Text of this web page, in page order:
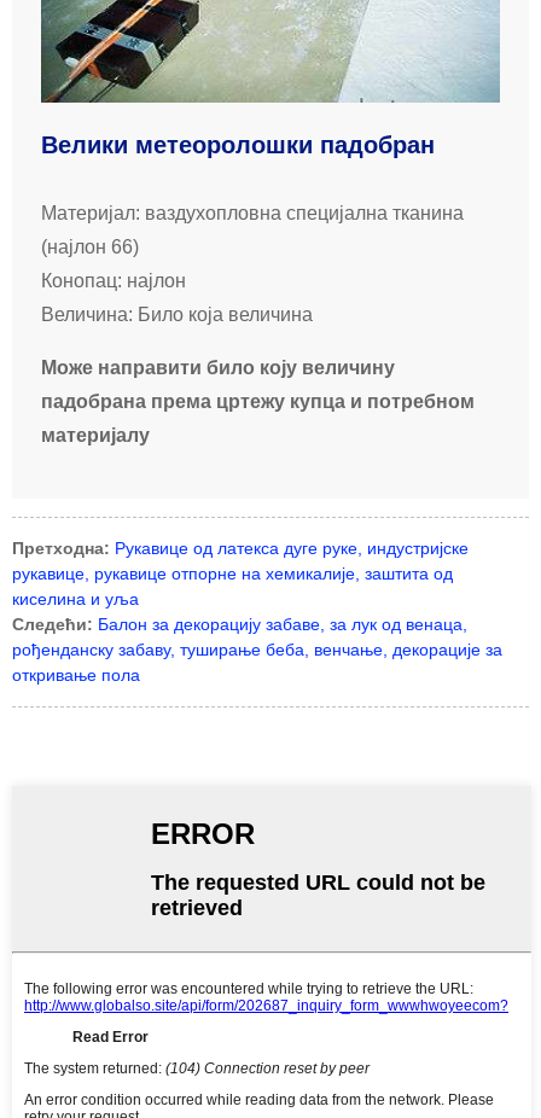
Велики метеоролошки падобран
Материјал: ваздухопловна специјална тканина
(најлон 66)
Конопац: најлон
Величина: Било која величина
Може направити било коју величину
падобрана према цртежу купца и потребном
материјалу
Претходна: Рукавице од латекса дуге руке, индустријске
рукавице, рукавице отпорне на хемикалије, заштита од
киселина и уља
Следећи: Балон за декорацију забаве, за лук од венаца,
рођенданску забаву, туширање беба, венчање, декорације за
откривање пола